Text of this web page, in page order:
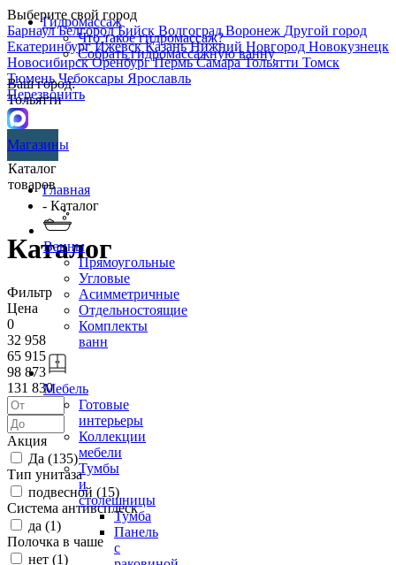
Выберите свой город
БарнаулБелгородБийск ВолгоградВоронеж Другой город
ЕкатеринбургИжевскКазаньНижний Новгород Новокузнецк
НовосибирскОренбургПермьСамараТольятти Томск
ТюменьЧебоксары Ярославль
Перезвонить
Гидромассаж
Что такое гидромассаж?
Собрать гидромассажную ванну
Ваш город:
Тольятти
Магазины
Каталог
товаров
Ванны
Прямоугольные
Угловые
Асимметричные
Отдельностоящие
Комплекты
ванн
Мебель
Готовые
интерьеры
Коллекции
мебели
Тумбы
и
столешницы
Тумба
Панель
с
Главная
- Каталог
Каталог
Фильтр
Цена
0
32 958
65 915
98 873
131 830
Акция
Да (135)
Тип унитаза
подвесной (15)
Система антивсплеск
да (1)
Полочка в чаше
нет (1)